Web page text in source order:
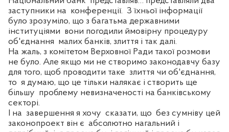
заступники на конференції. З їхньої інформації
було зрозуміло, що з багатьма державними
інституціями вони погодили ймовірну процедуру
об'єднання малих банків, злиття і так далі.
На жаль, з комітетом Верховної Ради такої розмови
не було. Але якщо ми не створимо законодавчу базу
для того, щоб проводити таке злиття чи об'єднання,
то я думаю, що це тільки налякає і створить ще
більшу проблему невизначеності на банківському
секторі.
І на завершення я хочу сказати, що без сумніву цей
законопроект він є абсолютно нагальний і